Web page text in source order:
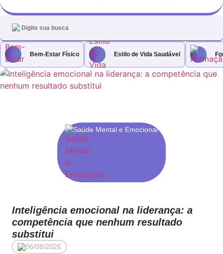
antes de mais, alguém que sabia o que estava a fazer: que
conhecia o negócio, que entendia os números e que tomava
Bem-Estar Físico Estilo de Vida Saudável
Saúde Mental e Emocional
Inteligência emocional na liderança: a
competência que nenhum resultado
substitui
06/08/2026